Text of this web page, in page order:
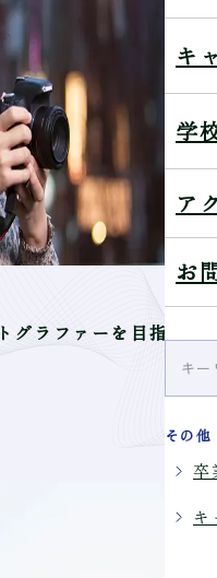
キ
学
ア
お
その他
卒
キ
グラファーを目指